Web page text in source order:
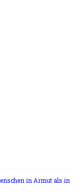
in Armut als in